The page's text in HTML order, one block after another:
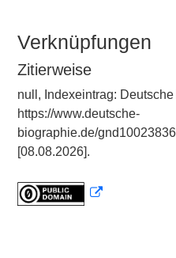
Verknüpfungen
Zitierweise
null, Indexeintrag:
https://www.deutsche-
biographie.de/
[08.08.2026].